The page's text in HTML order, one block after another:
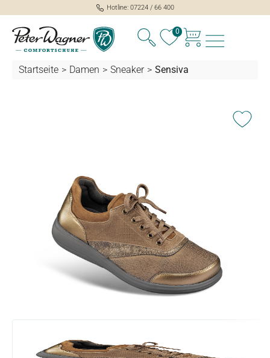
springen
Hotline: 07224 / 66 400
0
Startseite > Damen > Sneaker > Sensiva